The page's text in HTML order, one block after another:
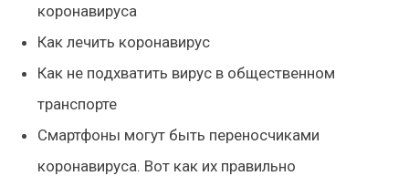
коронавируса
Как лечить коронавирус
Как не подхватить вирус в общественном
транспорте
Смартфоны могут быть переносчиками
коронавируса. Вот как их правильно